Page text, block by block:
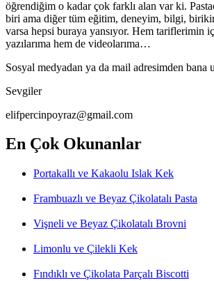
öğrendiğim o kadar çok farklı alan var ki.
biri ama diğer tüm eğitim, deneyim, bilgi,
varsa hepsi buraya yansıyor. Hem tariflerimin
yazılarıma hem de videolarıma…
Sosyal medyadan ya da mail adresimden bana
Sevgiler
elifpercinpoyraz@gmail.com
En Çok Okunanlar
Portakallı ve Kakaolu Islak Kek
Frambuazlı ve Beyaz Çikolatalı Pasta
Vişneli ve Beyaz Çikolatalı Brovni
Limonlu ve Çilekli Kek
Fındıklı ve Çikolata Parçalı Biscotti